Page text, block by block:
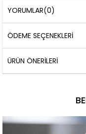
YORUMLAR(0)
ÖDEME SEÇENEKLERI
ÜRÜN ÖNERILERI